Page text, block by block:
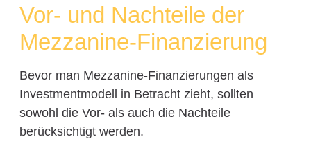
Vor- und Nachteile der
Mezzanine-Finanzierung
Bevor man Mezzanine-Finanzierungen als
Investmentmodell in Betracht zieht, sollten
sowohl die Vor- als auch die Nachteile
berücksichtigt werden.